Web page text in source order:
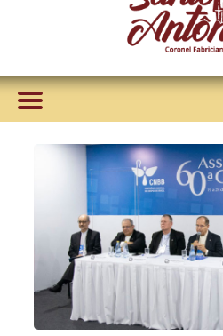
REINVENTAR
QUADRIÊNIOS
DA HISTÓRIA